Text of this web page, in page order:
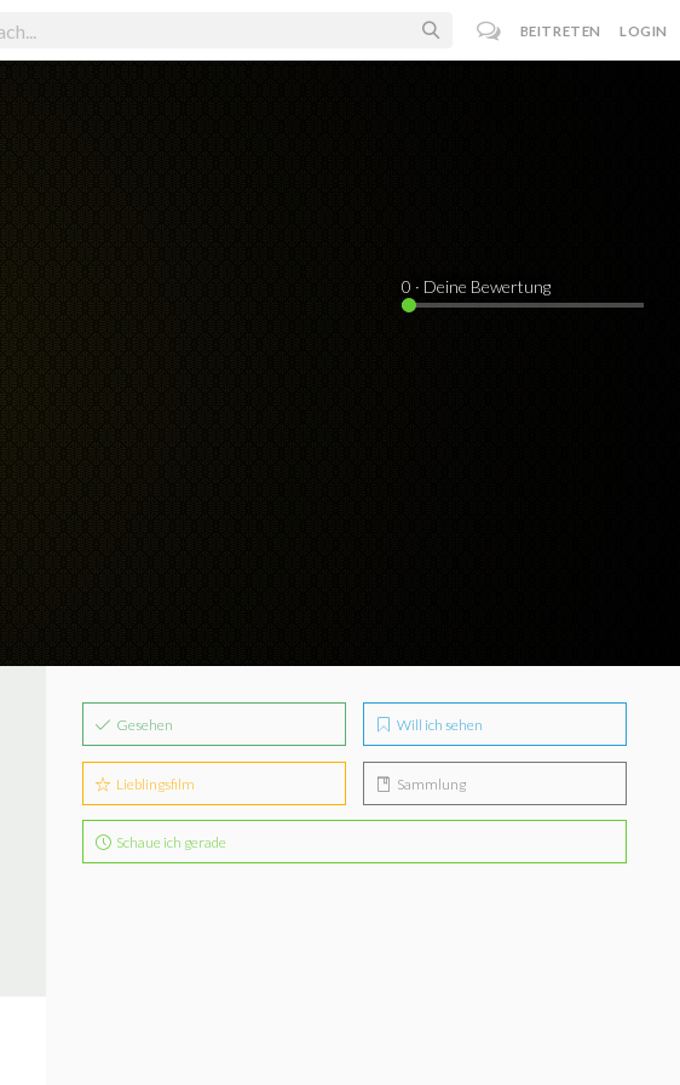
BEITRETEN LOGIN
0 · Deine Bewertung
Gesehen Will ich sehen
Lieblingsfilm Sammlung
Schaue ich gerade